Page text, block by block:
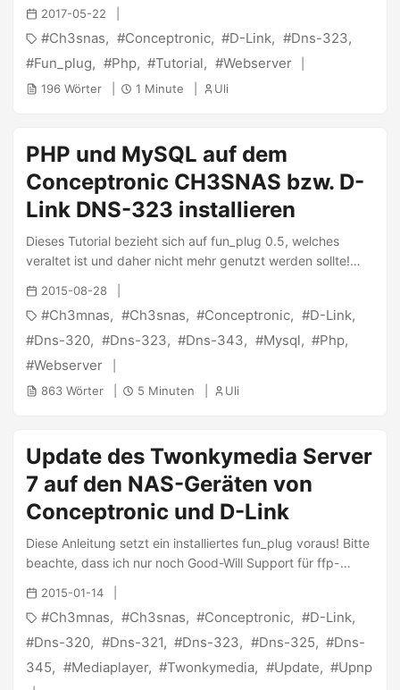
Fortsetzung meiner Artikelreihe zum CH3SNAS wird hier die
Möglichkeit, einen Webserver mit PHP-Unterstützung zu
installieren, beschrieben. Mit Hilfe des “fun_plugs” (Artikel)
kann der Webserver lighttpd mit PHP5.2 installiert werden,
um zum Beispiel PHP-Bildergallerien oder CMS-Systeme zu
nicht erwarten ;) ...
2017-05-22
Ch3snas Conceptronic D-Link
Dns-323
Fun_plug
Php Tutorial Webserver
196 Wörter 1 Minute Uli
PHP und MySQL auf dem
Conceptronic CH3SNAS bzw. D-
Link DNS-323 installieren
Dieses Tutorial bezieht sich auf fun_plug 0.5, welches
veraltet ist und daher nicht mehr genutzt werden sollte!
Dieses Tutorial ist daher ebenfalls veraltet! Bitte sehe hier
nach den aktuellen Tutorials! Nach meinem Artikel über die
Installation von PHP5.2 zusammen mit dem Webserver
lighttpd gehe ich nun einen Schritt weiter. Es geht konkret
um die Installation von MySQL5.1 inklusive PHP5.2
2015-08-28
Ch3mnas Ch3snas Conceptronic
D-Link
Dns-320
Dns-323 Dns-343 Mysql
Php
Webserver
863 Wörter 5 Minuten Uli
Update des Twonkymedia Server
7 auf den NAS-Geräten von
Conceptronic und D-Link
Diese Anleitung setzt ein installiertes fun_plug voraus! Bitte
beachte, dass ich nur noch Good-Will Support für ffp-
support leiste, da ich kein Gerät mehr in Betrieb habe Seit
einiger Zeit ist eine neue Version für den Twonkymedia
Server auf der Bildfläche und oft wurde ich gefragt, wie
man diese über eine bestehende Installation mit einer
früheren Version drüber installiert ohne die bestehende
2015-01-14
Ch3mnas Ch3snas Conceptronic
D-Link
Dns-320
Dns-321 Dns-323 Dns-325
Dns-
345
Mediaplayer Twonkymedia Update Upnp